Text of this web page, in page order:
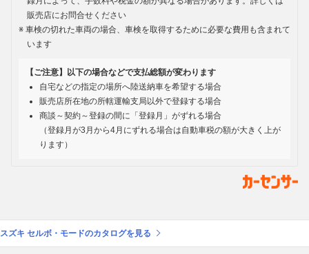
販売店にお問合せください
車検の切れた車両の場合、車検を取得するために必要な費用も含まれて
います
【ご注意】以下の場合などで支払総額が変わります
自宅などの指定の場所へ陸送納車を希望する場合
販売店所在地の所轄運輸支局以外で登録する場合
商談～契約～登録の間に「登録月」がずれる場合
（登録月が3月から4月にずれる場合は自動車税の額が大きく上が
ります）
スズキ セルボ・モードのカタログを見る